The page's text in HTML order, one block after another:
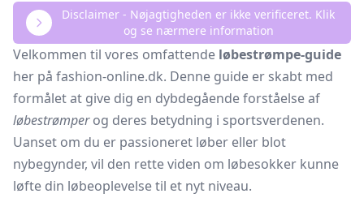
Disclaimer - Nøjagtigheden er ikke verificeret. Klik
og se nærmere information
Velkommen til vores omfattende løbestrømpe-guide
her på fashion-online.dk. Denne guide er skabt med
formålet at give dig en dybdegående forståelse af
løbestrømperog deres betydning i sportsverdenen.
Uanset om du er passioneret løber eller blot
nybegynder, vil den rette viden om løbesokker kunne
løfte din løbeoplevelse til et nyt niveau.